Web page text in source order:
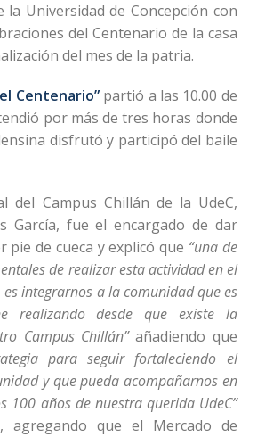
la Universidad de Concepción con
del Centenario de la casa
del mes de la patria.
Centenario” partió a las 10.00 de
por más de tres horas donde
disfrutó y participó del baile
del Campus Chillán de la UdeC,
García, fue el encargado de dar
pie de cueca y explicó que “una de
de realizar esta actividad en el
integrarnos a la comunidad que es
realizando desde que existe la
Campus Chillán”añadiendo que
para seguir fortaleciendo el
y que pueda acompañarnos en
100 años de nuestra querida UdeC”
agregando que el Mercado de